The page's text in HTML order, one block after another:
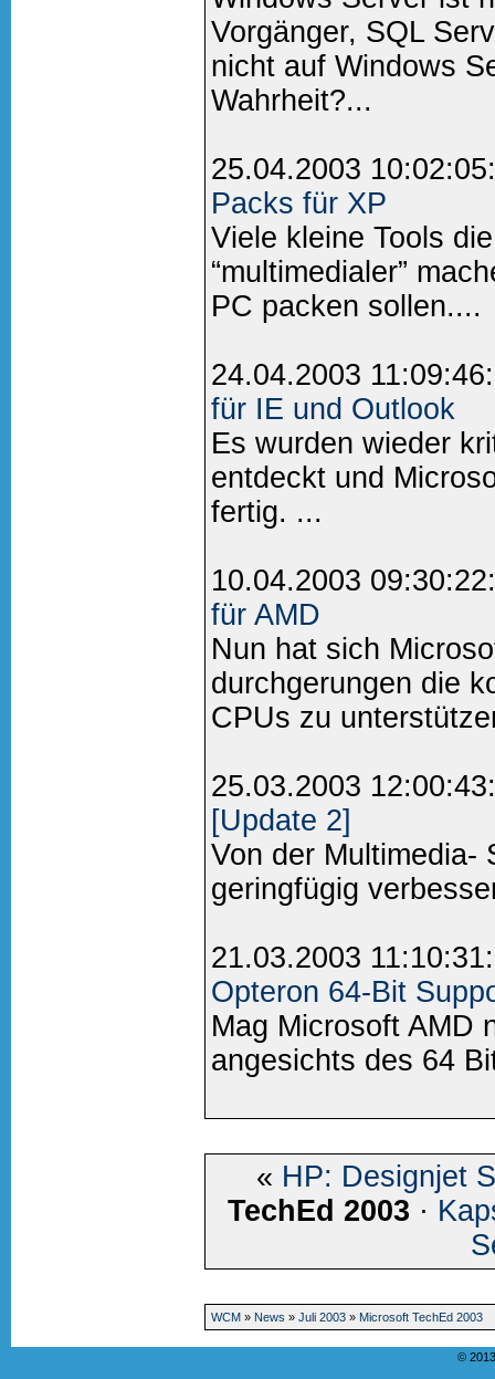
Vorgänger, SQL
nicht auf Windows
Wahrheit?...
25.04.2003
Packs für XP
Viele kleine Tools
“multimedialer”
PC packen sollen....
24.04.2003
für IE und Outlook
Es wurden wieder
entdeckt und
fertig. ...
10.04.2003
für AMD
Nun hat sich
durchgerungen die
CPUs zu
25.03.2003
[Update 2]
Von der Multimedia-
geringfügig
21.03.2003
Opteron 64-Bit
Mag Microsoft AMD
angesichts des 64
« HP: Designjet
TechEd 2003 ·
WCM » News » Juli 2003» Microsoft TechEd 2003
©